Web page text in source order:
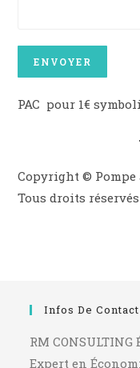
PAC pour 1€
Copyright © Pompe
Tous droits réservés
Infos De Contact
RM CONSULTING
Expert en